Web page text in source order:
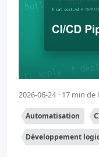
2026-06-24 17 min de
Automatisation
Développement